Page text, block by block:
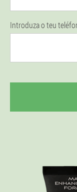
Introduza o teu